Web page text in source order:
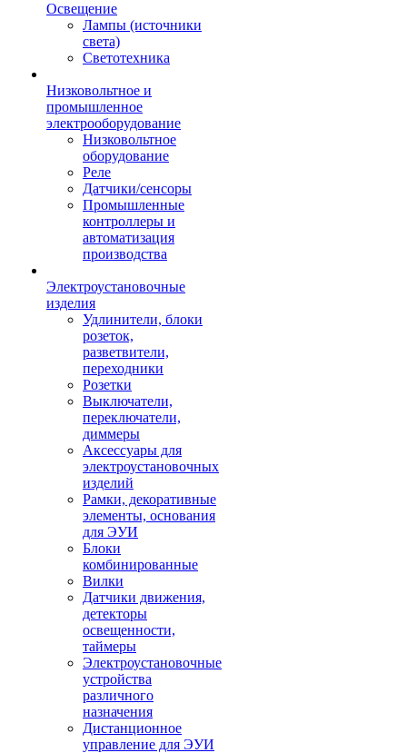
Освещение
Лампы (источники
света)
Светотехника
Низковольтное и
промышленное
электрооборудование
Низковольтное
оборудование
Реле
Датчики/сенсоры
Промышленные
контроллеры и
автоматизация
производства
Электроустановочные
изделия
Удлинители, блоки
розеток,
разветвители,
переходники
Розетки
Выключатели,
переключатели,
диммеры
Аксессуары для
электроустановочных
изделий
Рамки, декоративные
элементы, основания
для ЭУИ
Блоки
комбинированные
Вилки
Датчики движения,
детекторы
освещенности,
таймеры
Электроустановочные
устройства
различного
назначения
Дистанционное
управление для ЭУИ